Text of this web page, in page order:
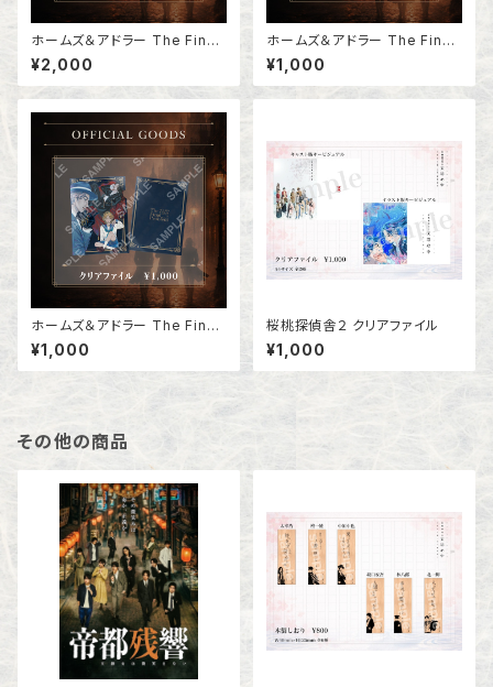
ホームズ＆アドラー The Final
Problem アクリルスタンド
¥2,000
ホームズ＆アドラー The Final
Problem イラストチャーム
¥1,000
ホームズ＆アドラー The Final
Problem クリアファイル
¥1,000
桜桃探偵舎２ クリアファイル
¥1,000
その他の商品